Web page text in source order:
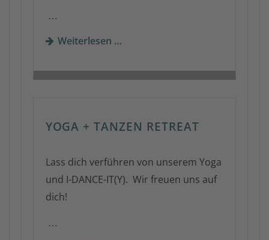
…
Weiterlesen …
YOGA + TANZEN RETREAT
Lass dich verführen von unserem Yoga
und I-DANCE-IT(Y). Wir freuen uns auf
dich!
…